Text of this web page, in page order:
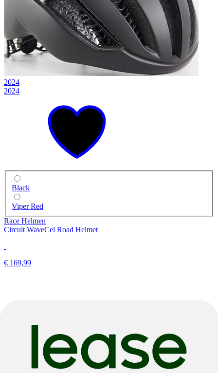
2024
2024
Black
Viper Red
Race Helmen
Circuit WaveCel Road Helmet
€ 169,99